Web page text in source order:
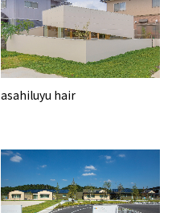
asahiluyu hair